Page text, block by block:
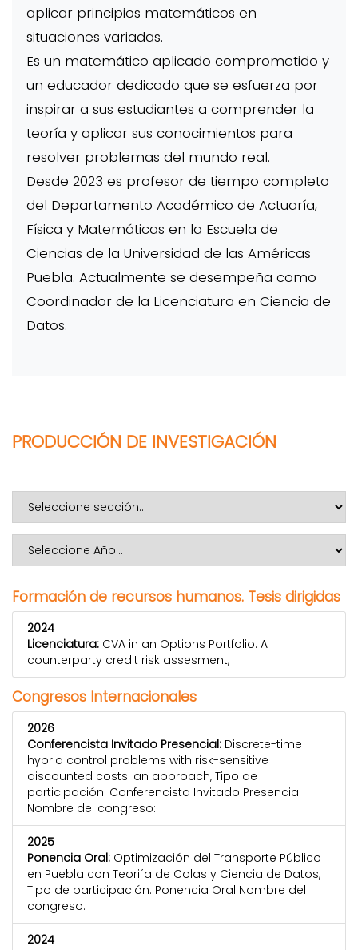
aplicar principios matemáticos en
situaciones variadas.
Es un matemático aplicado comprometido y
un educador dedicado que se esfuerza por
inspirar a sus estudiantes a comprender la
teoría y aplicar sus conocimientos para
resolver problemas del mundo real.
Desde 2023 es profesor de tiempo completo
del Departamento Académico de Actuaría,
Física y Matemáticas en la Escuela de
Ciencias de la Universidad de las Américas
Puebla. Actualmente se desempeña como
Coordinador de la Licenciatura en Ciencia de
Datos.
PRODUCCIÓN DE INVESTIGACIÓN
Formación de recursos humanos. Tesis dirigidas
2024
Licenciatura: CVA in an Options Portfolio: A
counterparty credit risk assesment,
Congresos Internacionales
2026
Conferencista Invitado Presencial: Discrete-time
hybrid control problems with risk-sensitive
discounted costs: an approach, Tipo de
participación: Conferencista Invitado Presencial
Nombre del congreso:
2025
Ponencia Oral: Optimización del Transporte Público
en Puebla con Teori´a de Colas y Ciencia de Datos,
Tipo de participación: Ponencia Oral Nombre del
congreso:
2024